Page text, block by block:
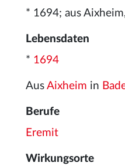
* 1694; aus
Lebensdaten
* 1694
Aus Aixheim in
Berufe
Eremit
Wirkungsorte